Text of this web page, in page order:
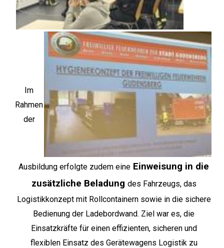
Im
Rahmen
der
Ausbildung erfolgte zudem eine Einweisung in die
zusätzliche Beladung des Fahrzeugs, das
Logistikkonzept mit Rollcontainern sowie in die sichere
Bedienung der Ladebordwand. Ziel war es, die
Einsatzkräfte für einen effizienten, sicheren und
flexiblen Einsatz des Gerätewagens Logistik zu